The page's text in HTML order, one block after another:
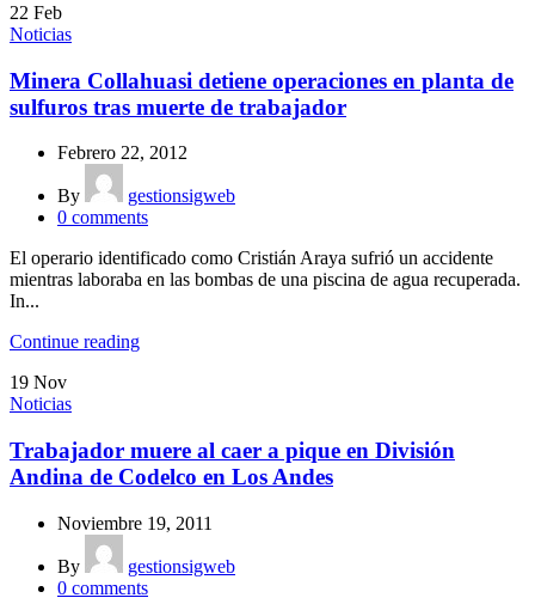
22 Feb
Noticias
Minera Collahuasi detiene operaciones en planta de
sulfuros tras muerte de trabajador
Febrero 22, 2012
By
gestionsigweb
0 comments
El operario identificado como Cristián Araya sufrió un accidente
mientras laboraba en las bombas de una piscina de agua recuperada.
In...
Continue reading
19 Nov
Noticias
Trabajador muere al caer a pique en División
Andina de Codelco en Los Andes
Noviembre 19, 2011
By
gestionsigweb
0 comments